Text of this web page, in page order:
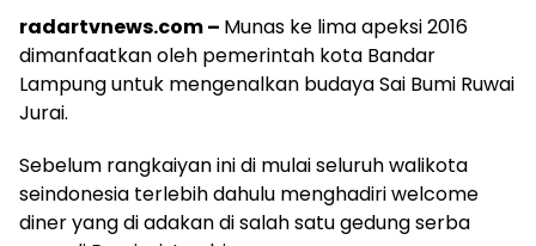
radartvnews.com – Munas ke lima apeksi 2016
dimanfaatkan oleh pemerintah kota Bandar
Lampung untuk mengenalkan budaya Sai Bumi Ruwai
Jurai.
Sebelum rangkaiyan ini di mulai seluruh walikota
seindonesia terlebih dahulu menghadiri welcome
diner yang di adakan di salah satu gedung serba